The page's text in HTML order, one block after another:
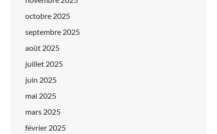
octobre 2025
septembre 2025
août 2025
juillet 2025
juin 2025
mai 2025
mars 2025
février 2025